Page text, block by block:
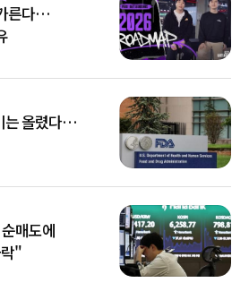
른다…
는 올렸다…
매도에
"